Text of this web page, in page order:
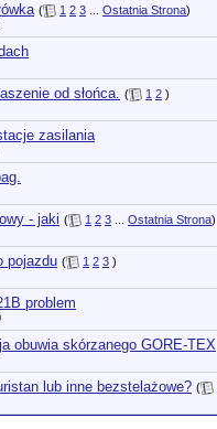
( 1 2 3 Ostatnia Strona)
od słońca. ( 1 2 )
zasilania
- jaki ( 1 2 3 Ostatnia Strona)
pojazdu ( 1 2 3 )
problem
obuwia skórzanego GORE-TEX
lub inne bezstelażowe? (